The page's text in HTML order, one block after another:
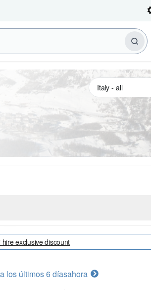
hire exclusive discount
los últimos 6 díasahora